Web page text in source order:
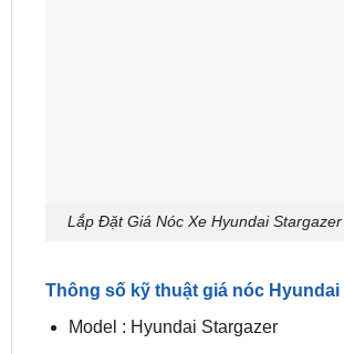
Lắp Đặt Giá Nóc Xe Hyundai
Thông số kỹ thuật giá nóc Hyundai
Model : Hyundai Stargazer